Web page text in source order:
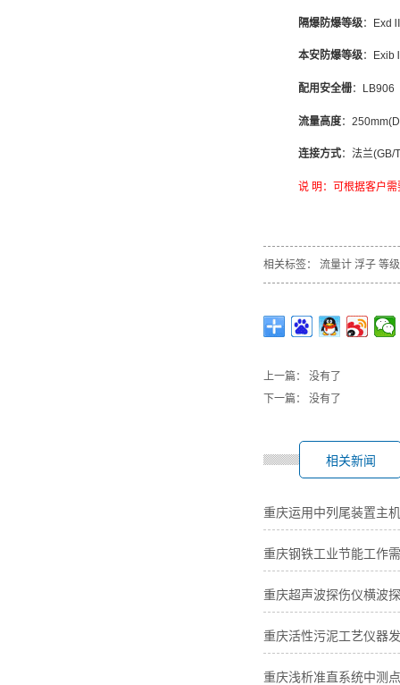
隔爆防爆等级： Exd
本安防爆等级： Exib
配用安全栅： LB906
流量高度：
连接方式：法兰(GB/
说 明：可根据客户
相关标签： 流量计 浮子 等级
上一篇： 没有了
下一篇： 没有了
相关新闻
重庆运用中列尾装置主
重庆钢铁工业节能工作
重庆超声波探伤仪横波
重庆活性污泥工艺仪器
重庆浅析准直系统中测